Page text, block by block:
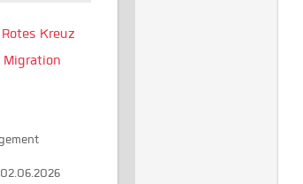
Kreuz
Migration